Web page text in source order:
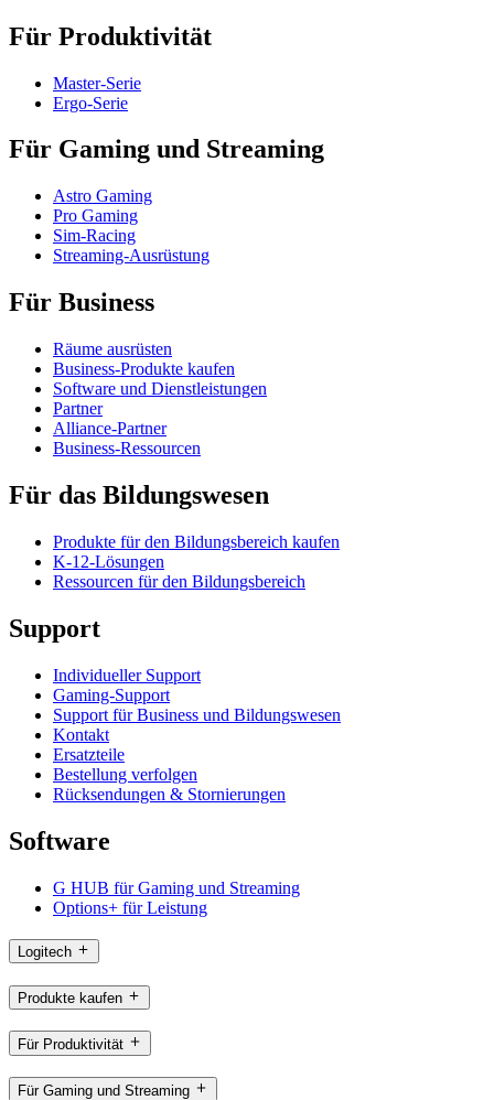
Für Produktivität
Master-Serie
Ergo-Serie
Für Gaming und Streaming
Astro Gaming
Pro Gaming
Sim-Racing
Streaming-Ausrüstung
Für Business
Räume ausrüsten
Business-Produkte kaufen
Software und Dienstleistungen
Partner
Alliance-Partner
Business-Ressourcen
Für das Bildungswesen
Produkte für den Bildungsbereich kaufen
K-12-Lösungen
Ressourcen für den Bildungsbereich
Support
Individueller Support
Gaming-Support
Support für Business und Bildungswesen
Kontakt
Ersatzteile
Bestellung verfolgen
Rücksendungen & Stornierungen
Software
G HUB für Gaming und Streaming
Options+ für Leistung
Logitech
Produkte kaufen
Für Produktivität
Für Gaming und Streaming